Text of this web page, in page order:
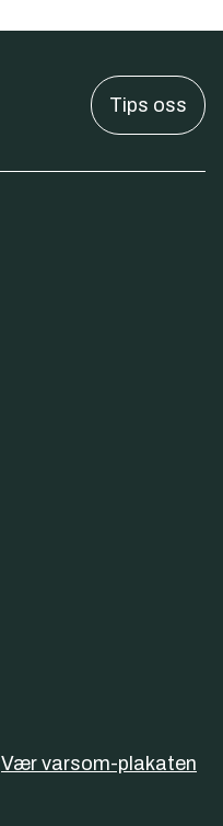
Tips oss
Vær varsom-plakaten